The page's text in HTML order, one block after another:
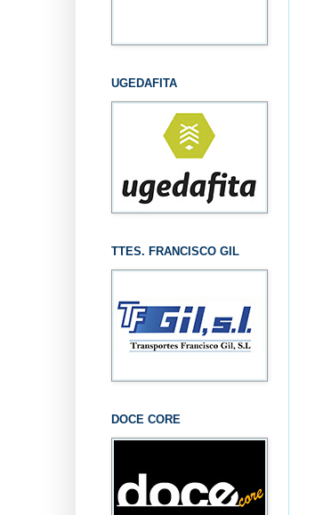
UGEDAFITA
TTES. FRANCISCO GIL
DOCE CORE